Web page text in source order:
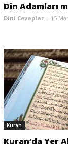
Din Adamları
Dini Cevaplar - 15
Kuran
Kuran’da Yer